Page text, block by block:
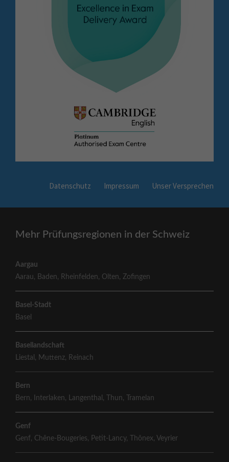
Datenschutz Impressum Unser Versprechen
Mehr Prüfungsregionen in der Schweiz
Aargau
Aarau, Baden, Rheinfelden, Olten,Zofingen
Basel-Stadt
Basel
Basellandschaft
Liestal , Muttenz, Reinach
Bern
Bern, Interlaken, Langenthal , Thun, Tramelan
Genf
Genf, Chêne-Bougeries, Petit-Lancy, Thônex, Veyrier